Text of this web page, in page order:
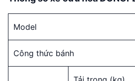
Model
Công thức bánh